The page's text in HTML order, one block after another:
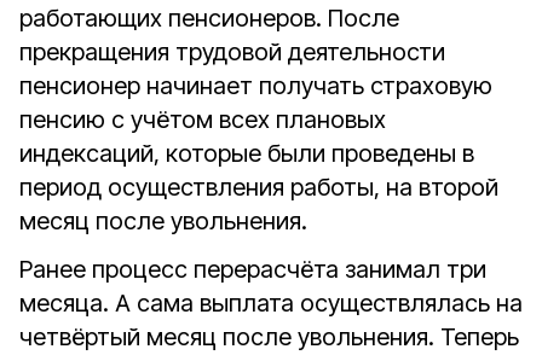
работающих пенсионеров. После
прекращения трудовой деятельности
пенсионер начинает получать страховую
пенсию с учётом всех плановых
индексаций, которые были проведены в
период осуществления работы, на второй
месяц после увольнения.
Ранее процесс перерасчёта занимал три
месяца. А сама выплата осуществлялась на
четвёртый месяц после увольнения. Теперь